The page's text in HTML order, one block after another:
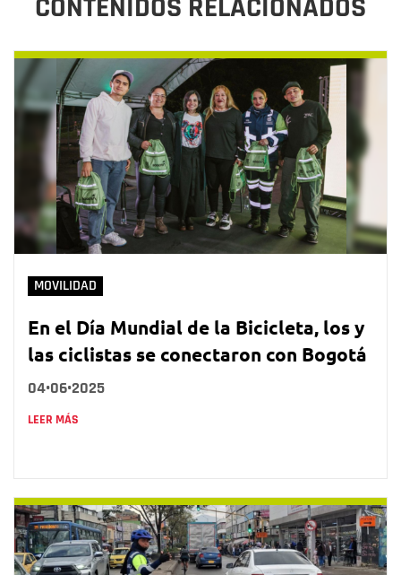
CONTENIDOS RELACIONADOS
MOVILIDAD
En el Día Mundial de la Bicicleta, los y
las ciclistas se conectaron con Bogotá
04•06•2025
LEER MÁS